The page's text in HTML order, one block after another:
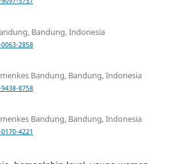
Bandung, Indonesia
2858
Bandung, Bandung, Indonesia
8758
Bandung, Bandung, Indonesia
4221